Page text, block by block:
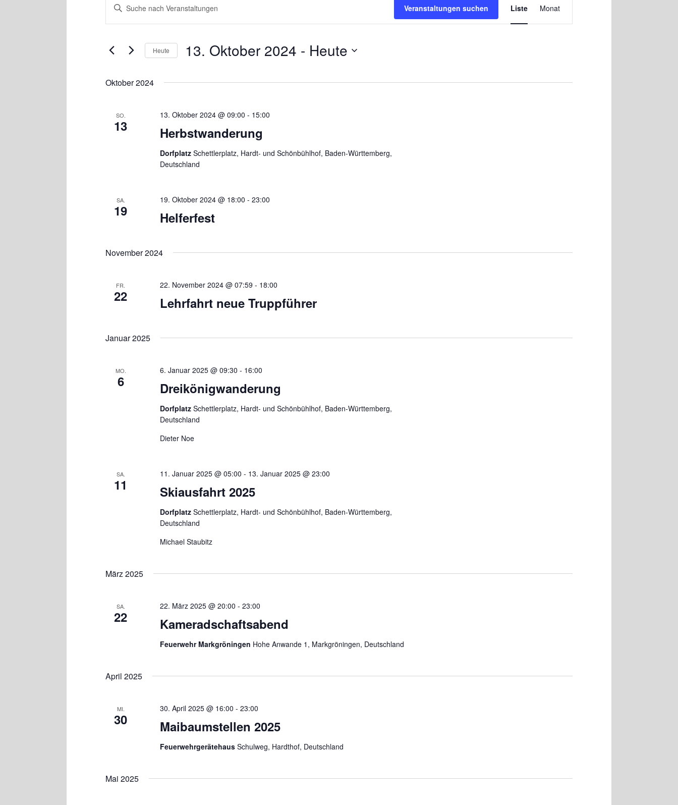
Suche
Ansichten,
Bitte
Schlüsselwort
Veranstaltungen
Schlüsselwort.
Veranstaltungen suchen
Ansichten-
Liste Monat
Heute 13. Oktober 2024 - Heute
Oktober 2024
SO.
13 Herbstwanderung
13. Oktober 2024 @ 09:00 - 15:00
DorfplatzSchettlerplatz, Hardt- und Schönbühlhof, Baden-Württemberg,
Deutschland
SA.
19 Helferfest
19. Oktober 2024 @ 18:00 -23:00
November 2024
FR.
22 Lehrfahrt neue Truppführer
22. November 2024 @ 07:59 - 18:00
Januar 2025
MO.
6 Dreikönigwanderung
6. Januar 2025 @ 09:30 - 16:00
DorfplatzSchettlerplatz, Hardt- und Schönbühlhof, Baden-Württemberg,
Deutschland
Dieter Noe
SA.
11 Skiausfahrt 2025
11. Januar 2025 @ 05:00 - 13. Januar 2025 @ 23:00
DorfplatzSchettlerplatz, Hardt- und Schönbühlhof, Baden-Württemberg,
Deutschland
Michael Staubitz
März 2025
SA.
22 Kameradschaftsabend
22. März 2025 @ 20:00 -23:00
Feuerwehr Markgröningen Hohe Anwande 1, Markgröningen, Deutschland
April 2025
MI.
30 Maibaumstellen 2025
30. April 2025 @ 16:00 -23:00
FeuerwehrgerätehausSchulweg, Hardthof, Deutschland
Mai 2025